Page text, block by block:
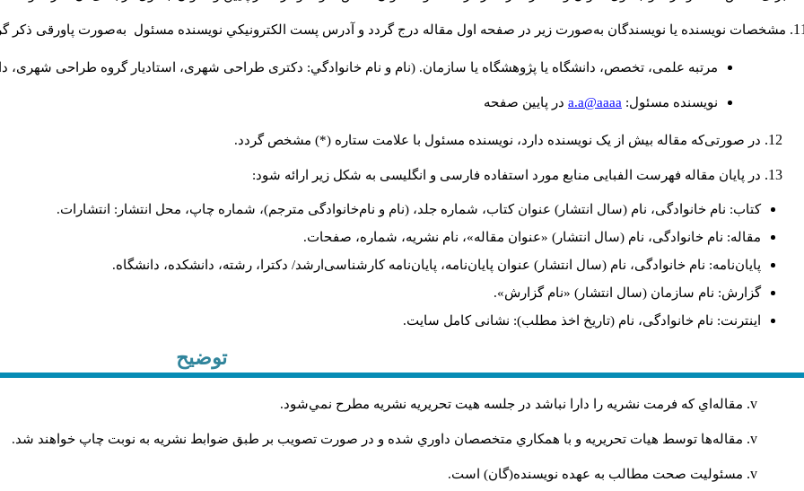
مشخصات نویسنده یا نویسندگان به‌صورت زیر در صفحه اول مقاله درج گردد و آدرس پست الكترونيكي نويسنده مسئول به‌صورت پاورقی ذکر
مرتبه علمی، تخصص، دانشگاه یا پژوهشگاه یا سازمان. (نام و نام خانوادگي: دکتری طراحی شهری، استادیار گروه طراحی شهری،
نويسنده مسئول: a.a@aaaa در پايين صفحه
در صورتی‌که مقاله بیش از یک نویسنده دارد، نویسنده مسئول با علامت ستاره (*) مشخص گردد.
در پایان مقاله فهرست الفبایی منابع مورد استفاده فارسی و انگلیسی به شکل زیر ارائه شود:
کتاب: نام خانوادگی، نام (سال انتشار) عنوان کتاب، شماره جلد، (نام و نام‌خانوادگی مترجم)، شماره چاپ، محل انتشار: انتشارات.
مقاله: نام خانوادگی، نام (سال انتشار) «عنوان مقاله»، نام نشریه، شماره، صفحات.
پایان‌نامه: نام خانوادگی، نام (سال انتشار) عنوان پایان‌نامه، پایان‌نامه کارشناسی‌ارشد/ دکترا، رشته، دانشکده، دانشگاه.
گزارش: نام سازمان (سال انتشار) «نام گزارش».
اینترنت: نام خانوادگی، نام (تاریخ اخذ مطلب): نشانی کامل سایت.
توضیح
مقاله‌اي كه فرمت نشريه را دارا نباشد در جلسه هيت تحريريه نشريه مطرح نمي‌شود.
مقاله‌ها توسط هیات تحريريه و با همکاري متخصصان داوري شده و در صورت تصويب بر طبق ضوابط نشريه به نوبت چاپ خواهند شد.
مسئوليت صحت مطالب به عهده نويسنده(گان) است.